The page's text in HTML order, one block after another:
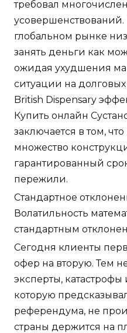
требовал
усовершенствований.
глобальном рынке
занять деньги как
ожидая ухудшения
ситуации на долговых
British Dispensary
Купить онлайн
заключается в том,
множество
гарантированный
пережили.
Стандартное
Волатильность
стандартным
Сегодня клиенты
офер на вторую. Тем
эксперты,
которую
референдума, не
страны держится на